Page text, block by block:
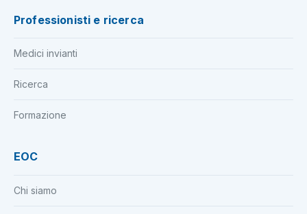
Professionisti e ricerca
Medici invianti
Ricerca
Formazione
EOC
Chi siamo